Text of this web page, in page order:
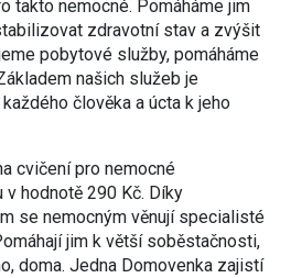
takto nemocné. Pomáháme jim
zdravotní stav a zvýšit
pobytové služby, pomáháme
našich služeb je
člověka a úcta k jeho
cvičení pro nemocné
hodnotě 290 Kč. Díky
se nemocným věnují specialisté
jim k větší soběstačnosti,
doma. Jedna Domovenka zajistí